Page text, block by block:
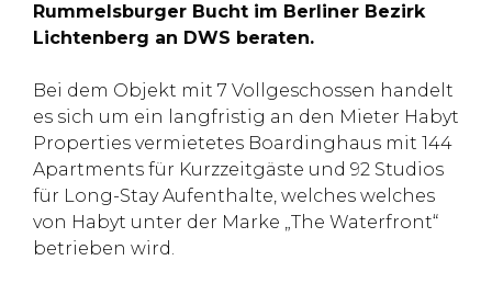
Rummelsburger Bucht im Berliner Bezirk
Lichtenberg an DWS beraten.
Bei dem Objekt mit 7 Vollgeschossen handelt
es sich um ein langfristig an den Mieter Habyt
Properties vermietetes Boardinghaus mit 144
Apartments für Kurzzeitgäste und 92 Studios
für Long-Stay Aufenthalte, welches welches
von Habyt unter der Marke „The Waterfront“
betrieben wird.